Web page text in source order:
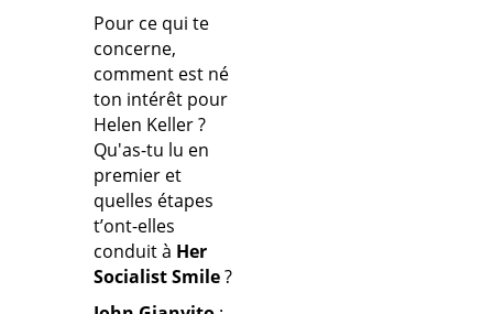
Pour ce qui te
concerne,
comment est né
ton intérêt pour
Helen Keller ?
Qu'as-tu lu en
premier et
quelles étapes
t’ont-elles
conduit à Her
Socialist Smile?